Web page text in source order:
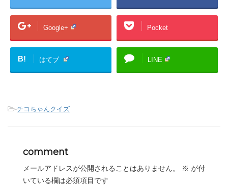
Google+ Pocket
B! はてブ LINE
-チコちゃんクイズ
comment
メールアドレスが公開されることはありません。 ※ が付
いている欄は必須項目です